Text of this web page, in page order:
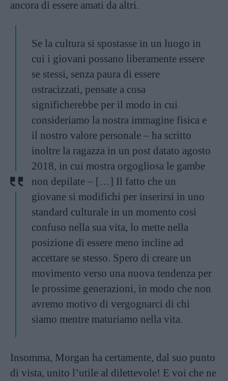
ancora di essere amati da altri.
Se la cultura si spostasse in un luogo in
cui i giovani possano liberamente essere
se stessi, senza paura di essere
ostracizzati, pensate a cosa
significherebbe per il modo in cui
consideriamo la nostra immagine fisica e
il nostro valore personale – ha scritto
inoltre la ragazza in un post datato agosto
2018, in cui mostra orgogliosa le gambe
non depilate – […] Il fatto che un
giovane si modifichi per inserirsi in uno
standard culturale in un momento così
confuso nella sua vita, lo mette nella
posizione di essere meno incline ad
accettare se stesso. Spero di creare un
movimento verso una nuova tendenza per
le prossime generazioni, in modo che non
avremo motivo di vergognarci di chi
siamo mentre maturiamo nella vita.
Insomma, Morgan ha certamente, dal suo punto
di vista, unito l’utile al dilettevole! E voi che ne